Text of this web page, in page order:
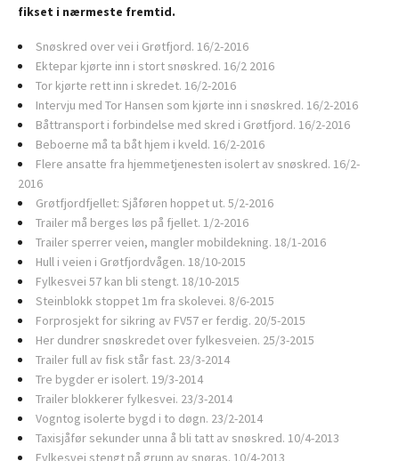
fikset i nærmeste fremtid.
Snøskred over vei i Grøtfjord. 16/2-2016
Ektepar kjørte inn i stort snøskred. 16/2 2016
Tor kjørte rett inn i skredet. 16/2-2016
Intervju med Tor Hansen som kjørte inn i snøskred. 16/2-2016
Båttransport i forbindelse med skred i Grøtfjord. 16/2-2016
Beboerne må ta båt hjem i kveld. 16/2-2016
Flere ansatte fra hjemmetjenesten isolert av snøskred. 16/2-
2016
Grøtfjordfjellet: Sjåføren hoppet ut. 5/2-2016
Trailer må berges løs på fjellet. 1/2-2016
Trailer sperrer veien, mangler mobildekning. 18/1-2016
Hull i veien i Grøtfjordvågen. 18/10-2015
Fylkesvei 57 kan bli stengt. 18/10-2015
Steinblokk stoppet 1m fra skolevei. 8/6-2015
Forprosjekt for sikring av FV57 er ferdig. 20/5-2015
Her dundrer snøskredet over fylkesveien. 25/3-2015
Trailer full av fisk står fast. 23/3-2014
Tre bygder er isolert. 19/3-2014
Trailer blokkerer fylkesvei. 23/3-2014
Vogntog isolerte bygd i to døgn. 23/2-2014
Taxisjåfør sekunder unna å bli tatt av snøskred. 10/4-2013
Fylkesvei stengt på grunn av snøras. 10/4-2013